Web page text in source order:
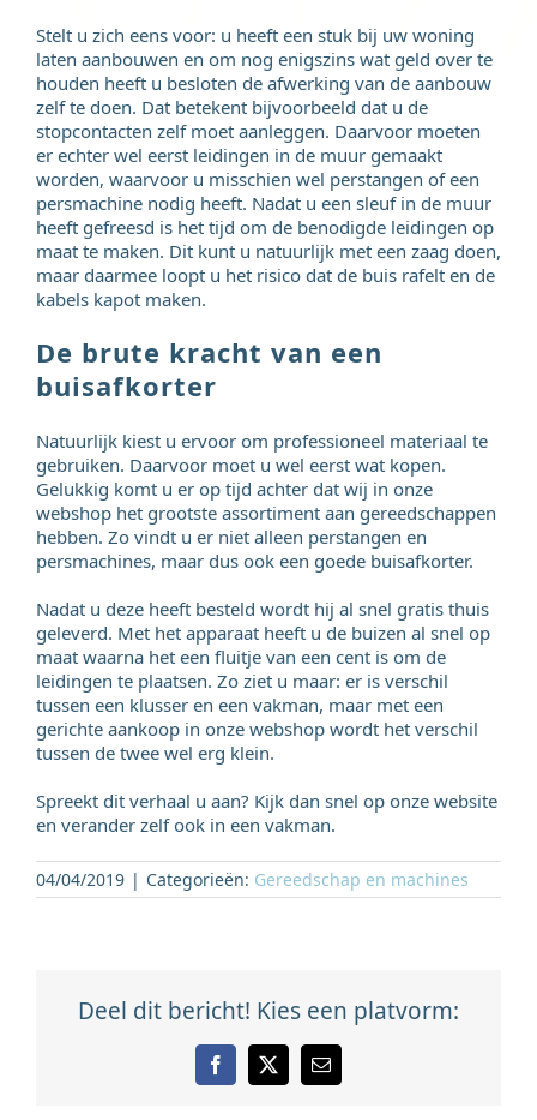
Stelt u zich eens voor: u heeft een stuk bij uw woning
laten aanbouwen en om nog enigszins wat geld over te
houden heeft u besloten de afwerking van de aanbouw
zelf te doen. Dat betekent bijvoorbeeld dat u de
stopcontacten zelf moet aanleggen. Daarvoor moeten
er echter wel eerst leidingen in de muur gemaakt
worden, waarvoor u misschien wel perstangen of een
persmachine nodig heeft. Nadat u een sleuf in de muur
heeft gefreesd is het tijd om de benodigde leidingen op
maat te maken. Dit kunt u natuurlijk met een zaag doen,
maar daarmee loopt u het risico dat de buis rafelt en de
kabels kapot maken.
De brute kracht van een
buisafkorter
Natuurlijk kiest u ervoor om professioneel materiaal te
gebruiken. Daarvoor moet u wel eerst wat kopen.
Gelukkig komt u er op tijd achter dat wij in onze
webshop het grootste assortiment aan gereedschappen
hebben. Zo vindt u er niet alleen perstangen en
persmachines, maar dus ook een goede buisafkorter.
Nadat u deze heeft besteld wordt hij al snel gratis thuis
geleverd. Met het apparaat heeft u de buizen al snel op
maat waarna het een fluitje van een cent is om de
leidingen te plaatsen. Zo ziet u maar: er is verschil
tussen een klusser en een vakman, maar met een
gerichte aankoop in onze webshop wordt het verschil
tussen de twee wel erg klein.
Spreekt dit verhaal u aan? Kijk dan snel op onze website
en verander zelf ook in een vakman.
04/04/2019 | Categorieën: Gereedschap en machines
Deel dit bericht! Kies een platvorm:
Facebook
X
E-